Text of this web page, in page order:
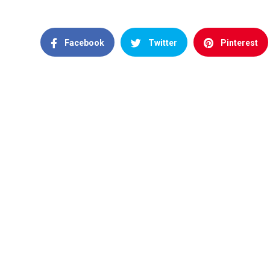
Facebook Twitter Pinterest